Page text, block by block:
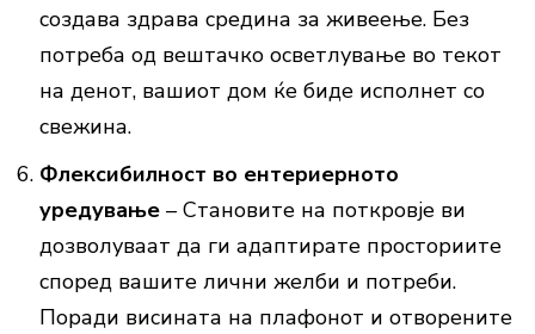
создава здрава средина за живеење. Без
потреба од вештачко осветлување во текот
на денот, вашиот дом ќе биде исполнет со
свежина.
Флексибилност во ентериерното
уредување – Становите на поткровје ви
дозволуваат да ги адаптирате просториите
според вашите лични желби и потреби.
Поради висината на плафонот и отворените